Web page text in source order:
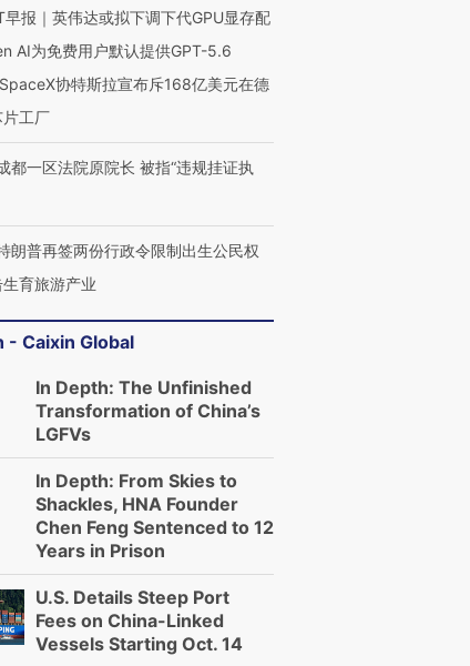
金
甘
马航飞行员跨国走私7万
粒摇头丸 尿检体内含3种
视线｜被称为“蟑螂”的印
度Z世代 用街头抗争将教
届链博
”接产
【特别呈现】寻找100种
【商旅对话】华住集团
早报｜英伟达或拟下调下代GPU显存配
AI为免费用户默认提供GPT-5.6
协特斯拉宣布斥168亿美元在德
工厂
都一区法院原院长 被指“违规挂证执
朗普再签两份行政令限制出生公民权
育旅游产业
- Caixin Global
In Depth: The Unfinished
Transformation of China’s
LGFVs
In Depth: From Skies to
Shackles, HNA Founder
Chen Feng Sentenced to 12
Years in Prison
U.S. Details Steep Port
Fees on China-Linked
Vessels Starting Oct. 14